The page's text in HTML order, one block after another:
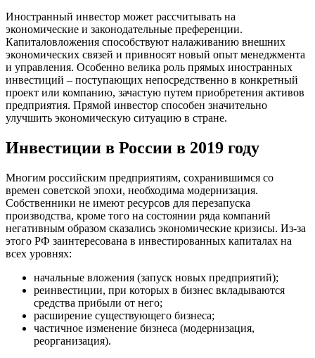
Иностранный инвестор может рассчитывать на
экономические и законодательные преференции.
Капиталовложения способствуют налаживанию внешних
экономических связей и привносят новый опыт менеджмента
и управления. Особенно велика роль прямых иностранных
инвестиций – поступающих непосредственно в конкретный
проект или компанию, зачастую путем приобретения активов
предприятия. Прямой инвестор способен значительно
улучшить экономическую ситуацию в стране.
Инвестиции в России в 2019 году
Многим российским предприятиям, сохранившимся со
времен советской эпохи, необходима модернизация.
Собственники не имеют ресурсов для перезапуска
производства, кроме того на состоянии ряда компаний
негативным образом сказались экономические кризисы. Из-за
этого РФ заинтересована в инвестированных капиталах на
всех уровнях:
начальные вложения (запуск новых предприятий);
реинвестиции, при которых в бизнес вкладываются
средства прибыли от него;
расширение существующего бизнеса;
частичное изменение бизнеса (модернизация,
реорганизация).